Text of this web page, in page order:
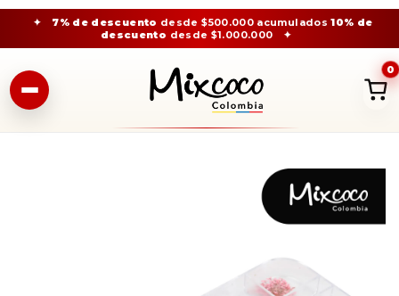
✦ 7% de descuento desde $500.000 acumulados10% de
descuento desde $1.000.000 ✦
0